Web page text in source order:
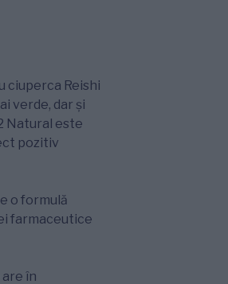
ciuperca Reishi
verde, dar și
Natural este
pozitiv
o formulă
farmaceutice
în